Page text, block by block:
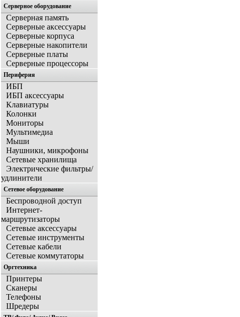
Серверное оборудование
Серверная память
Серверные аксессуары
Серверные корпуса
Серверные накопители
Серверные платы
Серверные процессоры
Периферия
ИБП
ИБП аксессуары
Клавиатуры
Колонки
Мониторы
Мультимедиа
Мыши
Наушники, микрофоны
Сетевые хранилища
Электрические фильтры/
удлинители
Сетевое оборудование
Беспроводной доступ
Интернет-
маршрутизаторы
Сетевые аксессуары
Сетевые инструменты
Сетевые кабели
Сетевые коммутаторы
Оргтехника
Принтеры
Сканеры
Телефоны
Шредеры